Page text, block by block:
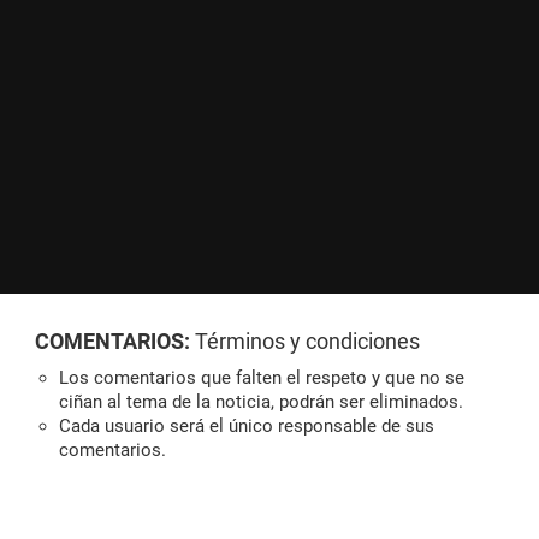
COMENTARIOS: Términos y condiciones
Los comentarios que falten el respeto y que no se
ciñan al tema de la noticia, podrán ser eliminados.
Cada usuario será el único responsable de sus
comentarios.